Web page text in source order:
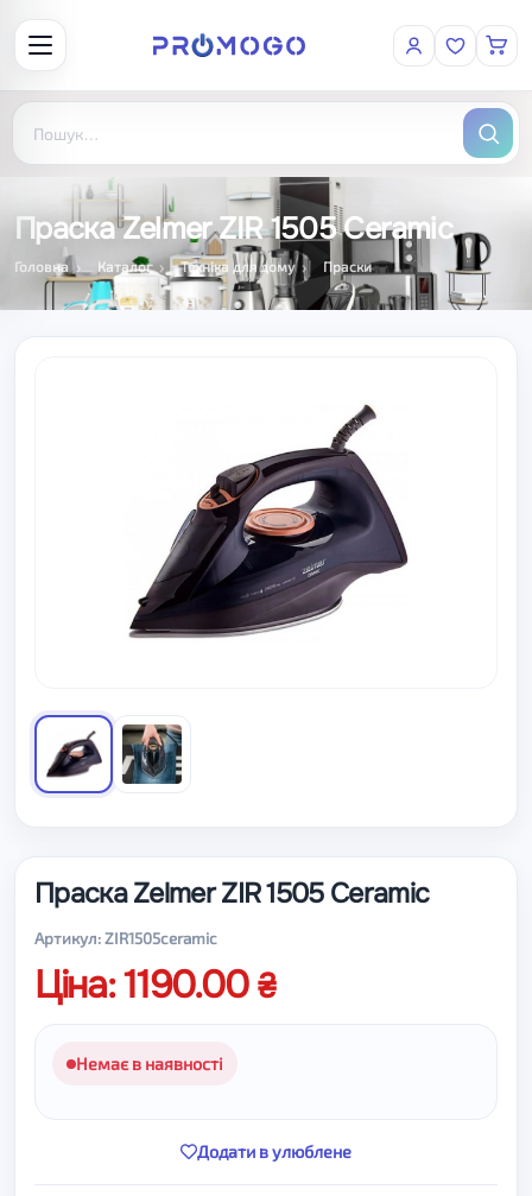
Праска Zelmer ZIR 1505 Ceramic
Головна Каталог Техніка для дому Праски
Праска Zelmer ZIR 1505 Ceramic
Артикул: ZIR1505ceramic
Ціна: 1190.00
Немає в наявності
Додати в улюблене